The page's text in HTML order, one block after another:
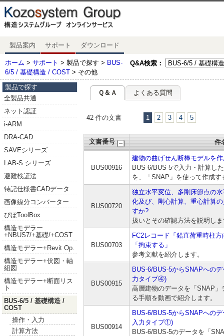
製品案内 サポート ダウンロード
Q&A検索：
ホーム > サポート > 製品で探す > BUS-
6/5 / 基礎構造 / COST > その他
製品で探す
全製品共通
ネット認証
i-ARM
DRA-CAD
SAVEシリーズ
LAB-S シリーズ
避難検証法
特記仕様書CADデータ
画像線分コンバーター
ぴぼToolBox
構造モデラー
+NBUS7/+基礎/+COST
構造モデラー+Revit Op.
構造モデラー+伏図・軸
組図
構造モデラー+断面リス
ト
BUS-6/5 / 基礎構造 /
COST
操作・入力
計算方法
Ｑ＆Ａ よくある質問
42 件の文書 1 2 3 4 5
文書番号 件
BUS00916
建物の曲げせん断棒モデルを
BUS-6/BUS-5で入力・計算し
を、「SNAP」を使って作成
BUS00720
独立水平変位、多剛床節点の
化及び、剛心計算、重心計算
すか?
扱いとその確認方法を説明し
BUS00703
FC2レコード「鉛直荷重時柱
「拘束する」
参考文献を紹介します。
BUS00915
BUS-6/BUS-5からSNAPへの
力タイプ④)
高層建物のデータを「SNAP
る手順を動画で紹介します。
BUS00914
BUS-6/BUS-5からSNAPへの
入力タイプ①)
BUS-6/BUS-5のデータを「